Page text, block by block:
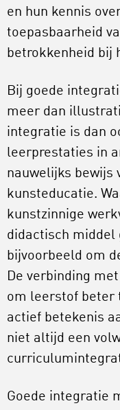
en hun kennis
toepasbaarheid
betrokkenheid bij
Bij goede
meer dan
integratie is dan
leerprestaties in
nauwelijks bewijs
kunsteducatie.
kunstzinnige
didactisch middel
bijvoorbeeld om
De verbinding
om leerstof beter
actief betekenis
niet altijd een
Goede integratie